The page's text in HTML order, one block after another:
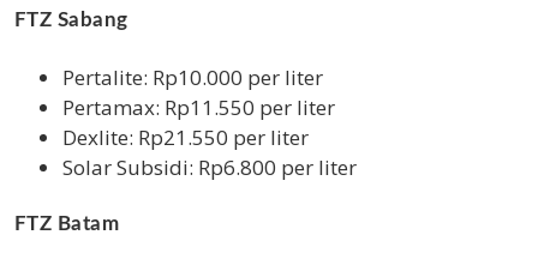
FTZ Sabang
Pertalite: Rp10.000 per liter
Pertamax: Rp11.550 per liter
Dexlite: Rp21.550 per liter
Solar Subsidi: Rp6.800 per liter
FTZ Batam